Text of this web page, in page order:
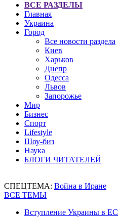
ВСЕ РАЗДЕЛЫ
Главная
Украина
Город
Все новости раздела
Киев
Харьков
Днепр
Одесса
Львов
Запорожье
Мир
Бизнес
Спорт
Lifestyle
Шоу-биз
Наука
БЛОГИ ЧИТАТЕЛЕЙ
СПЕЦТЕМА: Война в Иране
ВСЕ ТЕМЫ
Вступление Украины в ЕС